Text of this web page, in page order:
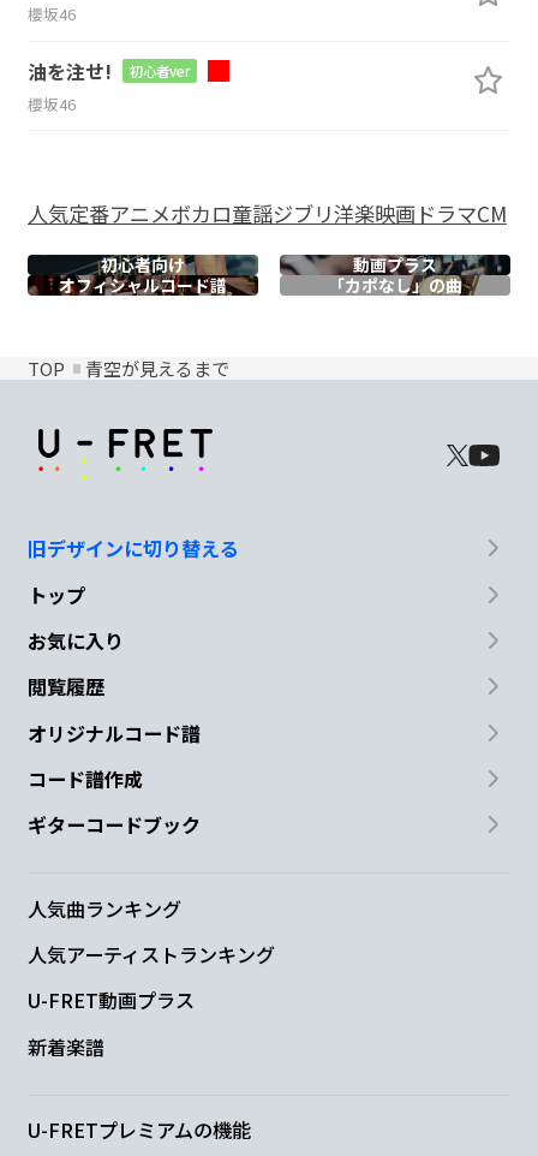
櫻坂46
油を注せ! 初心者ver
櫻坂46
人気定番アニメボカロ童謡ジブリ洋楽映画ドラマCM
初心者向け
動画プラス
オフィシャルコード譜 「カポなし」の曲
TOP 青空が見えるまで
旧デザインに切り替える
トップ
お気に入り
閲覧履歴
オリジナルコード譜
コード譜作成
ギターコードブック
人気曲ランキング
人気アーティストランキング
U-FRET動画プラス
新着楽譜
U-FRETプレミアムの機能